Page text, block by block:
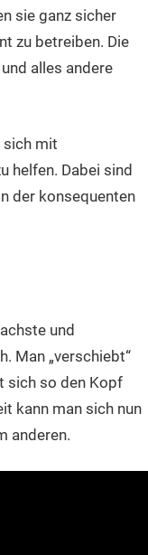
sie ganz sicher
zu betreiben. Die
alles andere
sich mit
helfen. Dabei sind
der konsequenten
und
Man „verschiebt“
sich so den Kopf
kann man sich nun
anderen.